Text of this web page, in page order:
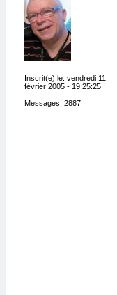
Inscrit(e) le: vendredi 11
février 2005 - 19:25:25
Messages: 2887